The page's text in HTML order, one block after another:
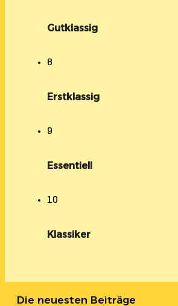
Gutklassig
8
Erstklassig
9
Essentiell
10
Klassiker
Die neuesten Beiträge